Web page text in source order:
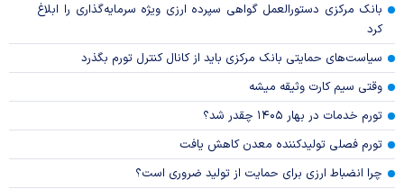
بانک مرکزی دستورالعمل گواهی سپرده ارزی ویژه سرمایه‌گذاری را ابلاغ
کرد
سیاست‌های حمایتی بانک مرکزی باید از کانال کنترل تورم بگذرد
وقتی سیم کارت وثیقه میشه
تورم خدمات در بهار ۱۴۰۵ چقدر شد؟
تورم فصلی تولیدکننده معدن کاهش یافت
چرا انضباط ارزی برای حمایت از تولید ضروری است؟